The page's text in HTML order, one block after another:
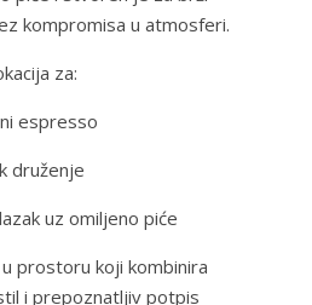
kompromisa u atmosferi.
za:
espresso
druženje
uz omiljeno piće
prostoru koji kombinira
i prepoznatljiv potpis